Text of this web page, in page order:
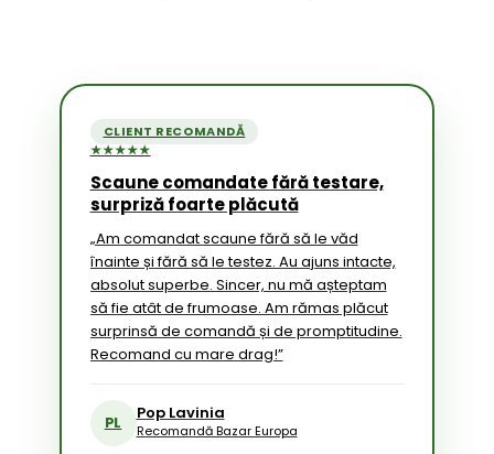
CLIENT RECOMANDĂ
★★★★★
Scaune comandate fără testare,
surpriză foarte plăcută
„Am comandat scaune fără să le văd
înainte și fără să le testez. Au ajuns intacte,
absolut superbe. Sincer, nu mă așteptam
să fie atât de frumoase. Am rămas plăcut
surprinsă de comandă și de promptitudine.
Recomand cu mare drag!”
PL Pop Lavinia
Recomandă Bazar Europa